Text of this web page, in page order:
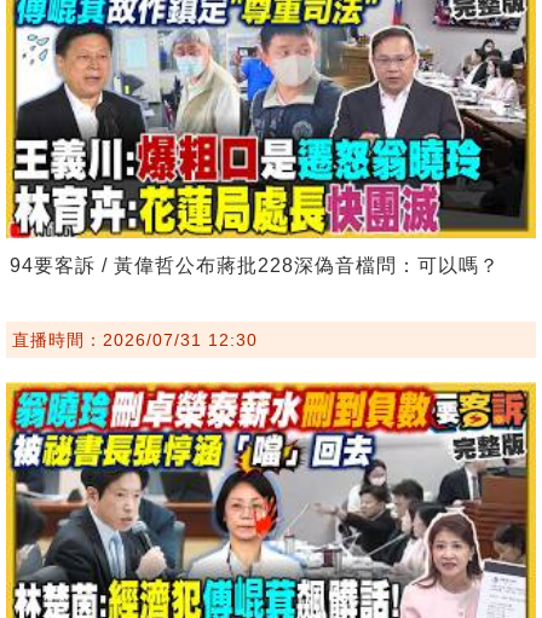
94要客訴 / 黃偉哲公布蔣批228深偽音檔問：可以嗎？
直播時間：2026/07/31 12:30